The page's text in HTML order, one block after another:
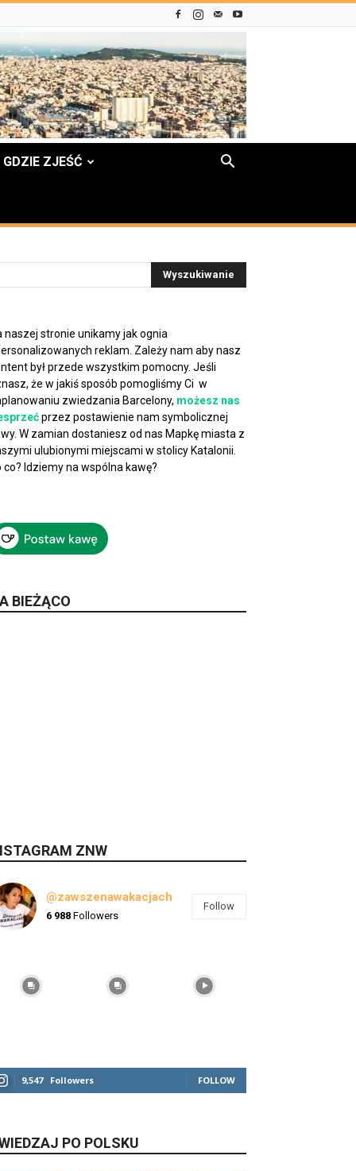
GDZIE ZJEŚĆ
naszej stronie unikamy jak ognia
reklam. Zależy nam aby nasz
był przede wszystkim pomocny. Jeśli
że w jakiś sposób pomogliśmy Ci w
zwiedzania Barcelony, możesz nas
przez postawienie nam symbolicznej
W zamian dostaniesz od nas Mapkę miasta z
ulubionymi miejscami w stolicy Katalonii.
co? Idziemy na wspólna kawę?
BIEŻĄCO
ZNW
@zawszenawakacjach
6 988 Followers
Follow
9,547 Followers FOLLOW
PO POLSKU